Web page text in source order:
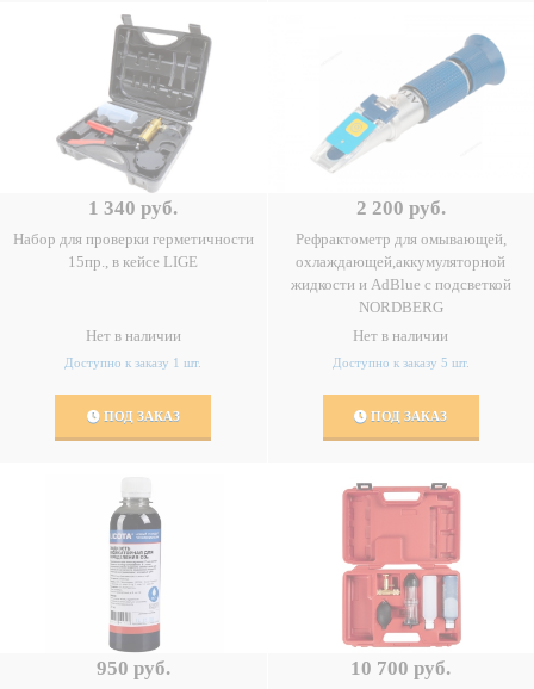
1 340 руб.
Набор для проверки герметичности
15пр., в кейсе LIGE
Нет в наличии
Доступно к заказу 1 шт.
ПОД ЗАКАЗ
2 200 руб.
Рефрактометр для омывающей,
охлаждающей,аккумуляторной
жидкости и AdBlue с подсветкой
NORDBERG
Нет в наличии
Доступно к заказу 5 шт.
ПОД ЗАКАЗ
950 руб. 10 700 руб.